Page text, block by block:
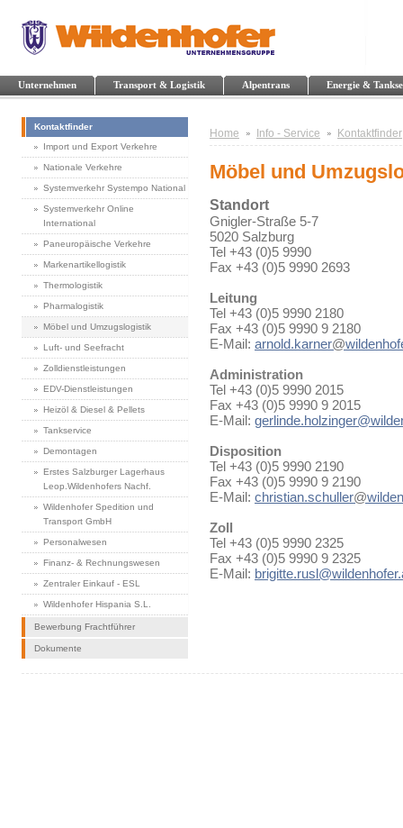
Unternehmen Transport & Logistik Alpentrans Energie &
Kontaktfinder
Import und Export Verkehre
Nationale Verkehre
Systemverkehr Systempo National
Systemverkehr Online
International
Paneuropäische Verkehre
Markenartikellogistik
Thermologistik
Pharmalogistik
Möbel und Umzugslogistik
Luft- und Seefracht
Zolldienstleistungen
EDV-Dienstleistungen
Heizöl & Diesel & Pellets
Tankservice
Demontagen
Erstes Salzburger Lagerhaus
Leop.Wildenhofers Nachf.
Wildenhofer Spedition und
Transport GmbH
Personalwesen
Finanz- & Rechnungswesen
Zentraler Einkauf - ESL
Wildenhofer Hispania S.L.
Bewerbung Frachtführer
Dokumente
Home Info - Service Kontaktfinder
Möbel und
Standort
Gnigler-Straße 5-7
5020 Salzburg
Tel +43 (0)5 9990
Fax +43 (0)5 9990 2693
Leitung
Tel +43 (0)5 9990 2180
Fax +43 (0)5 9990 9 2180
E-Mail: arnold.karner@
Administration
Tel +43 (0)5 9990 2015
Fax +43 (0)5 9990 9 2015
E-Mail:
Disposition
Tel +43 (0)5 9990 2190
Fax +43 (0)5 9990 9 2190
E-Mail: christian.schuller@
Zoll
Tel +43 (0)5 9990 2325
Fax +43 (0)5 9990 9 2325
E-Mail: